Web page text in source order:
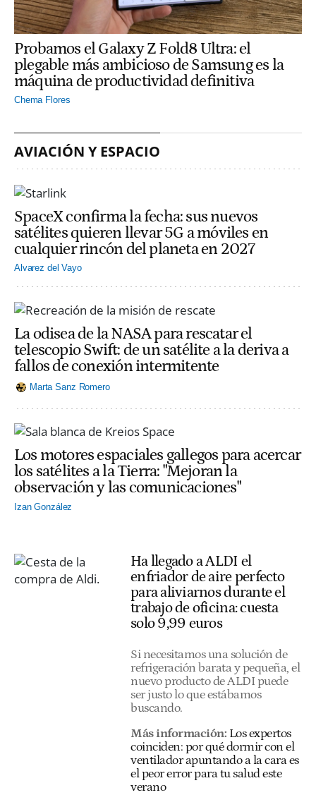
Probamos el Galaxy Z Fold8 Ultra: el
plegable más ambicioso de Samsung es la
máquina de productividad definitiva
Chema Flores
AVIACIÓN Y ESPACIO
SpaceX confirma la fecha: sus nuevos
satélites quieren llevar 5G a móviles en
cualquier rincón del planeta en 2027
Alvarez del Vayo
La odisea de la NASA para rescatar el
telescopio Swift: de un satélite a la deriva a
fallos de conexión intermitente
Marta Sanz Romero
Los motores espaciales gallegos para acercar
los satélites a la Tierra: "Mejoran la
observación y las comunicaciones"
Izan González
Ha llegado a ALDI el
enfriador de aire perfecto
para aliviarnos durante el
trabajo de oficina: cuesta
solo 9,99 euros
Si necesitamos una solución de
refrigeración barata y pequeña, el
nuevo producto de ALDI puede
ser justo lo que estábamos
buscando.
Más información: Los expertos
coinciden: por qué dormir con el
ventilador apuntando a la cara es
el peor error para tu salud este
verano